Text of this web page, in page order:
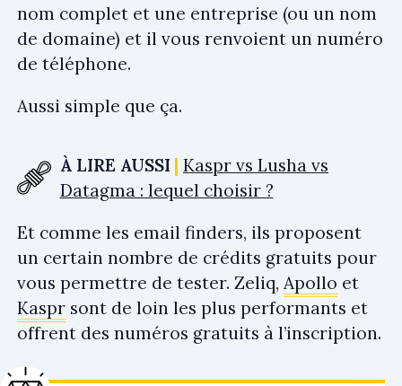
nom complet et une entreprise (ou un nom
de domaine) et il vous renvoient un numéro
de téléphone.
Aussi simple que ça.
À LIRE AUSSI
Kaspr vs Lusha vs
Datagma : lequel choisir ?
Et comme les email finders, ils proposent
un certain nombre de crédits gratuits pour
vous permettre de tester. Zeliq, Apollo et
Kaspr sont de loin les plus performants et
offrent des numéros gratuits à l’inscription.